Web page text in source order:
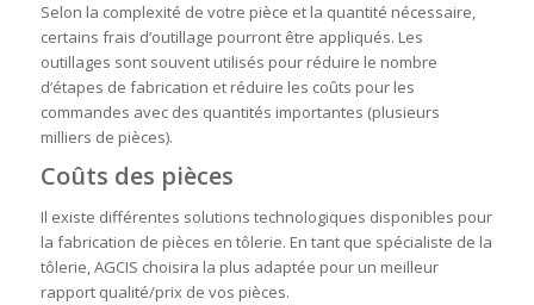
Selon la complexité de votre pièce et la quantité nécessaire,
certains frais d’outillage pourront être appliqués. Les
outillages sont souvent utilisés pour réduire le nombre
d’étapes de fabrication et réduire les coûts pour les
commandes avec des quantités importantes (plusieurs
milliers de pièces).
Coûts des pièces
Il existe différentes solutions technologiques disponibles pour
la fabrication de pièces en tôlerie. En tant que spécialiste de la
tôlerie, AGCIS choisira la plus adaptée pour un meilleur
rapport qualité/prix de vos pièces.